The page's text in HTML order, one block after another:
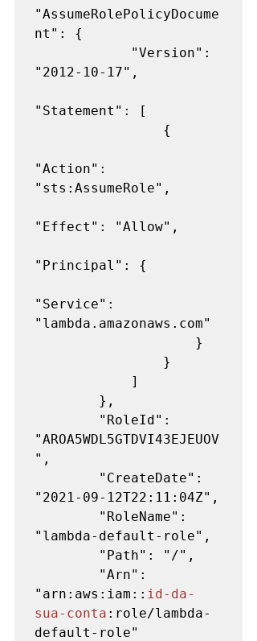
"AssumeRolePolicyDocume
nt": {
"2012-10-17",
"Statement": [
"Action":
"sts:AssumeRole",
"Effect": "Allow",
"Principal": {
"Service":
"lambda.amazonaws.com"
"AROA5WDL5GTDVI43EJEUOV
",
"2021-09-12T22:11:04Z",
"lambda-default-role",
"arn:aws:iam:: id-da-
sua-conta :role/lambda-
default-role"